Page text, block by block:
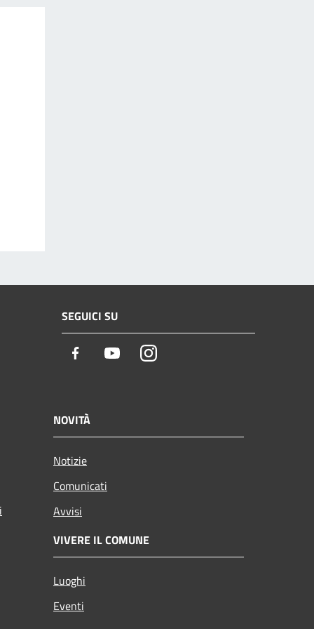
SEGUICI SU
Facebook YoutubeInstagram
NOVITÀ
Notizie
Comunicati
Avvisi
VIVERE IL COMUNE
Luoghi
Eventi